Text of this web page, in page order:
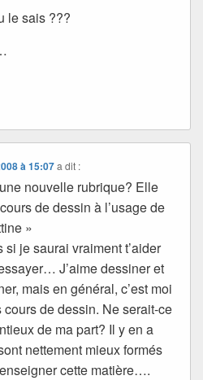
le sais ???
à 15:07 a dit :
nouvelle rubrique? Elle
de dessin à l’usage de
»
si je saurai vraiment t’aider
J’aime dessiner et
mais en général, c’est moi
de dessin. Ne serait-ce
de ma part? Il y en a
nettement mieux formés
cette matière….